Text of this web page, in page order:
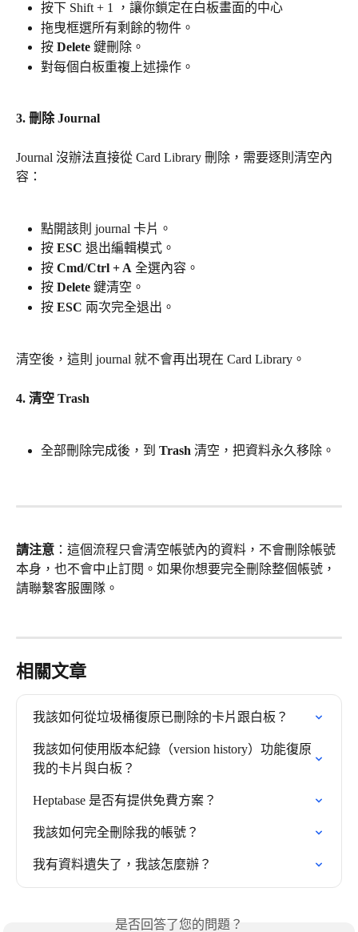
按下 Shift + 1 ，讓你鎖定在白板畫面的中心
拖曳框選所有剩餘的物件。
按 Delete 鍵刪除。
對每個白板重複上述操作。
3. 刪除 Journal
Journal 沒辦法直接從 Card Library 刪除，需要逐則清空內
容：
點開該則 journal 卡片。
按 ESC 退出編輯模式。
按 Cmd/Ctrl + A 全選內容。
按 Delete 鍵清空。
按 ESC 兩次完全退出。
清空後，這則 journal 就不會再出現在 Card Library。
4. 清空 Trash
全部刪除完成後，到 Trash 清空，把資料永久移除。
請注意 ：這個流程只會清空帳號內的資料，不會刪除帳號
本身，也不會中止訂閱。如果你想要完全刪除整個帳號，
請聯繫客服團隊。
相關文章
我該如何從垃圾桶復原已刪除的卡片跟白板？
我該如何使用版本紀錄（version history）功能復原
我的卡片與白板？
Heptabase 是否有提供免費方案？
我該如何完全刪除我的帳號？
我有資料遺失了，我該怎麼辦？
是否回答了您的問題？